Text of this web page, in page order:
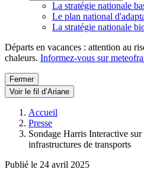
La stratégie nationale
Le plan national
La stratégie nationale
Départs en vacances : attention au
chaleurs. Informez-vous sur
Fermer
Voir le fil d’Ariane
Accueil
Presse
Sondage Harris Interactive sur
infrastructures de transports
Publié le 24 avril 2025